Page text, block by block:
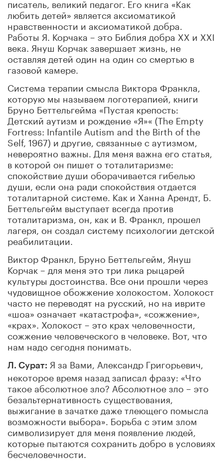
писатель, великий педагог. Его книга «Как
любить детей» является аксиоматикой
нравственности и аксиоматикой добра.
Работы Я. Корчака – это Библия добра XX и XXI
века. Януш Корчак завершает жизнь, не
оставляя детей один на один со смертью в
газовой камере.
Система терапии смысла Виктора Франкла,
которую мы называем логотерапией, книги
Бруно Беттельгейма «Пустая крепость:
Детский аутизм и рождение «Я»« (The Empty
Fortress: Infantile Autism and the Birth of the
Self, 1967) и другие, связанные с аутизмом,
невероятно важны. Для меня важна его статья,
в которой он пишет о тоталитаризме:
спокойствие души оборачивается гибелью
души, если она ради спокойствия отдается
тоталитарной системе. Как и Ханна Арендт, Б.
Беттельгейм выступает всегда против
тоталитаризма, он, как и В. Франкл, прошел
лагеря, он создал систему психологии детской
реабилитации.
Виктор Франкл, Бруно Беттельгейм, Януш
Корчак – для меня это три лика рыцарей
культуры достоинства. Все они прошли через
чудовищное обожжение холокостом. Холокост
часто не переводят на русский, но на иврите
«шоа» означает «катастрофа», «сожжение»,
«крах». Холокост – это крах человечности,
сожжение человеческого в человеке. Вот, что
нам надо сегодня понимать.
Л. Сурат: Я за Вами, Александр Григорьевич,
некоторое время назад записал фразу: «Что
такое абсолютное зло? Абсолютное зло – это
безальтернативность существования,
выжигание в зачатке даже тлеющего помысла
возможности выбора». Борьба с этим злом
символизирует для меня появление людей,
которые пытаются сохранить добро в условиях
бесчеловечности.